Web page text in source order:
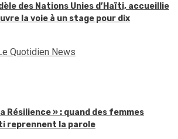
des Nations Unies d’Haïti, accueillie
la voie à un stage pour dix
Quotidien News
Résilience » : quand des femmes
reprennent la parole